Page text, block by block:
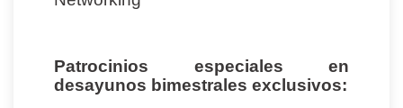
Patrocinios especiales en
desayunos bimestrales exclusivos: